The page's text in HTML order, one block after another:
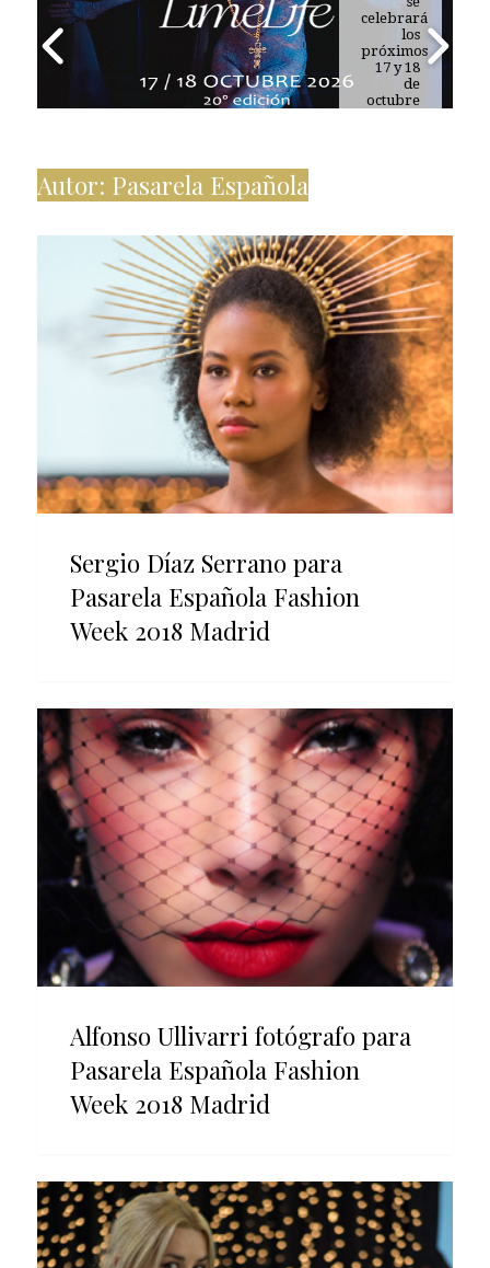
celebrará
los
próximos
17 y 18
de
octubre
de
belleza
Autor: Pasarela Española
Sergio Díaz Serrano para
Pasarela Española Fashion
Week 2018 Madrid
Alfonso Ullivarri fotógrafo para
Pasarela Española Fashion
Week 2018 Madrid